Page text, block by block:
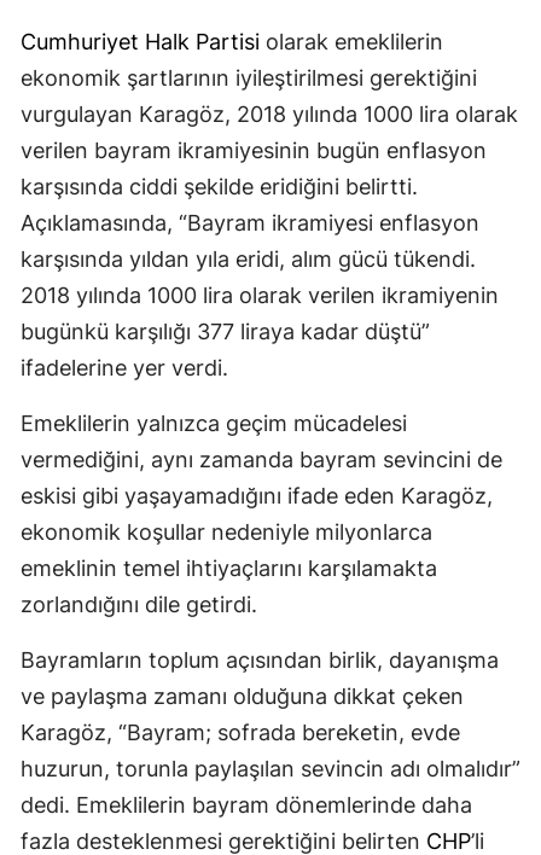
Cumhuriyet Halk Partisi olarak emeklilerin
ekonomik şartlarının iyileştirilmesi gerektiğini
vurgulayan Karagöz, 2018 yılında 1000 lira olarak
verilen bayram ikramiyesinin bugün enflasyon
karşısında ciddi şekilde eridiğini belirtti.
Açıklamasında, “Bayram ikramiyesi enflasyon
karşısında yıldan yıla eridi, alım gücü tükendi.
2018 yılında 1000 lira olarak verilen ikramiyenin
bugünkü karşılığı 377 liraya kadar düştü”
ifadelerine yer verdi.
Emeklilerin yalnızca geçim mücadelesi
vermediğini, aynı zamanda bayram sevincini de
eskisi gibi yaşayamadığını ifade eden Karagöz,
ekonomik koşullar nedeniyle milyonlarca
emeklinin temel ihtiyaçlarını karşılamakta
zorlandığını dile getirdi.
Bayramların toplum açısından birlik, dayanışma
ve paylaşma zamanı olduğuna dikkat çeken
Karagöz, “Bayram; sofrada bereketin, evde
huzurun, torunla paylaşılan sevincin adı olmalıdır”
dedi. Emeklilerin bayram dönemlerinde daha
fazla desteklenmesi gerektiğini belirten CHP’li